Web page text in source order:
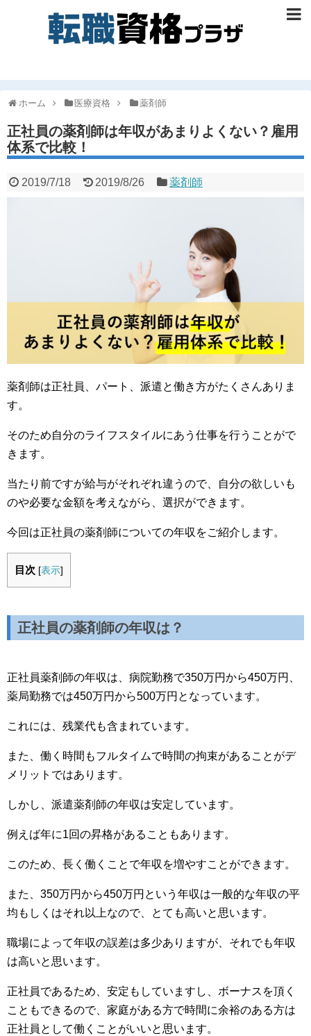
ホーム 医療資格 薬剤師
正社員の薬剤師は年収があまりよくない？雇用
体系で比較！
2019/7/18 2019/8/26 薬剤師
薬剤師は正社員、パート、派遣と働き方がたくさんありま
す。
そのため自分のライフスタイルにあう仕事を行うことがで
きます。
当たり前ですが給与がそれぞれ違うので、自分の欲しいも
のや必要な金額を考えながら、選択ができます。
今回は正社員の薬剤師についての年収をご紹介します。
目次 [表示]
正社員の薬剤師の年収は？
正社員薬剤師の年収は、病院勤務で350万円から450万円、
薬局勤務では450万円から500万円となっています。
これには、残業代も含まれています。
また、働く時間もフルタイムで時間の拘束があることがデ
メリットではあります。
しかし、派遣薬剤師の年収は安定しています。
例えば年に1回の昇格があることもあります。
このため、長く働くことで年収を増やすことができます。
また、350万円から450万円という年収は一般的な年収の平
均もしくはそれ以上なので、とても高いと思います。
職場によって年収の誤差は多少ありますが、それでも年収
は高いと思います。
正社員であるため、安定もしていますし、ボーナスを頂く
こともできるので、家庭がある方で時間に余裕のある方は
正社員として働くことがいいと思います。